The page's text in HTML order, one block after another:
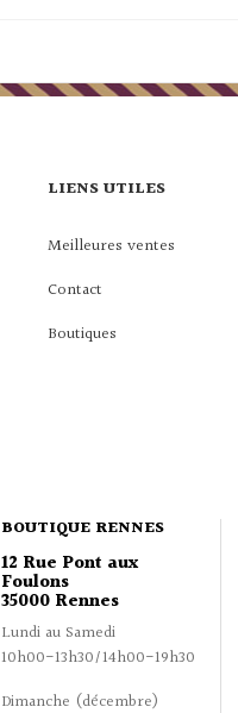
LIENS UTILES
Meilleures ventes
Contact
Boutiques
BOUTIQUE RENNES
12 Rue Pont aux
Foulons
35000 Rennes
Lundi au Samedi
10h00-13h30/14h00-19h30
Dimanche (décembre)